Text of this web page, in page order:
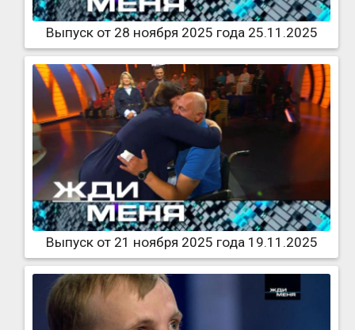
Выпуск от 28 ноября 2025 года 25.11.2025
Выпуск от 21 ноября 2025 года 19.11.2025